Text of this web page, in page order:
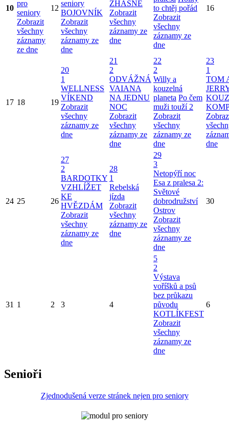
10
pro
seniory
Zobrazit
všechny
záznamy
ze dne
12
seniory
BOJOVNÍK
Zobrazit
všechny
záznamy ze
dne
ZHASNE
Zobrazit
všechny
záznamy ze
dne
to chtěj pořád
Zobrazit
všechny
záznamy ze
dne
16
17 18 19
20
1
WELLNESS
VÍKEND
Zobrazit
všechny
záznamy ze
dne
21
2
ODVÁŽNÁ
VAIANA
NA JEDNU
NOC
Zobrazit
všechny
záznamy ze
dne
22
2
Willy a
kouzelná
planeta Po čem
muži touží 2
Zobrazit
všechny
záznamy ze
dne
23
1
TOM
dne
24 25 26
27
2
BARDOTKY
VZHLÍŽET
KE
HVĚZDÁM
Zobrazit
všechny
záznamy ze
dne
28
1
Rebelská
jízda
Zobrazit
všechny
záznamy ze
dne
29
3
Netopýří noc
Esa z pralesa 2:
Světové
dobrodružství
Ostrov
Zobrazit
všechny
záznamy ze
dne
30
31 1 2 3 4
5
2
Výstava
voříšků a psů
bez průkazu
původu
KOTLÍKFEST
Zobrazit
všechny
záznamy ze
dne
6
Senioři
Zjednodušená verze stránek nejen pro seniory